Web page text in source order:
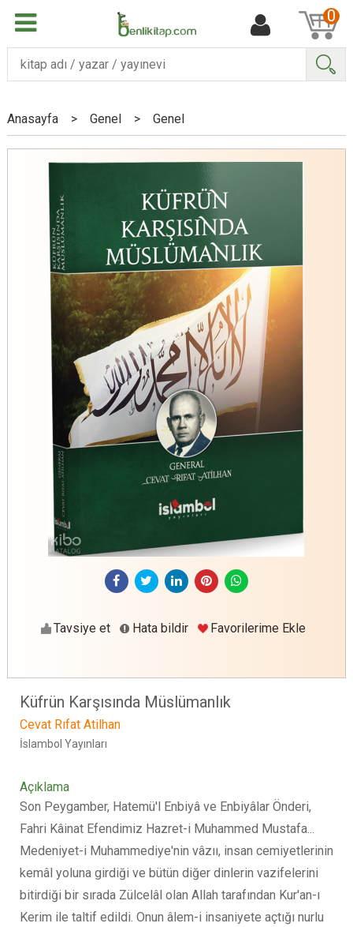
0
Anasayfa > Genel > Genel
Tavsiye et Hata bildir Favorilerime Ekle
Küfrün Karşısında Müslümanlık
Cevat Rıfat Atilhan
İslambol Yayınları
Açıklama
Son Peygamber, Hatemü'l Enbiyâ ve Enbiyâlar Önderi,
Fahri Kâinat Efendimiz Hazret-i Muhammed Mustafa...
Medeniyet-i Muhammediye'nin vâzıı, insan cemiyetlerinin
kemâl yoluna girdiği ve bütün diğer dinlerin vazifelerini
bitirdiği bir sırada Zülcelâl olan Allah tarafından Kur'an-ı
Kerim ile taltif edildi. Onun âlem-i insaniyete açtığı nurlu